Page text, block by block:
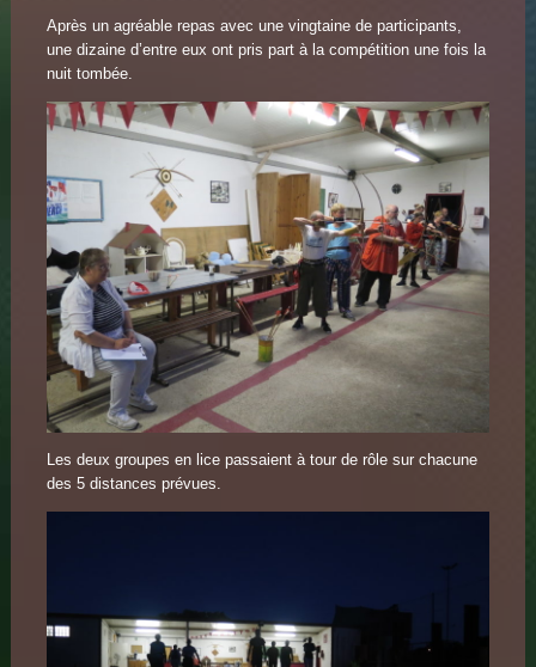
Après un agréable repas avec une vingtaine de participants,
une dizaine d’entre eux ont pris part à la compétition une fois la
nuit tombée.
Les deux groupes en lice passaient à tour de rôle sur chacune
des 5 distances prévues.